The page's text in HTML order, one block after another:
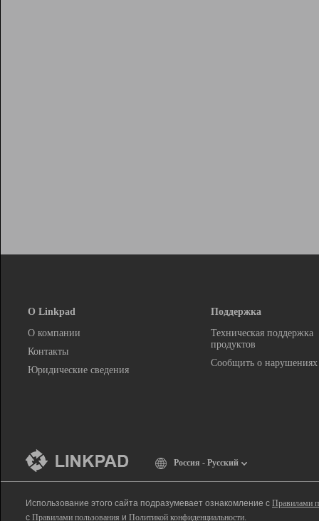
О Linkpad
О компании
Контакты
Юридические сведения
Поддержка
Техническая поддержка
продуктов
Сообщить о нарушениях
Россия - Русский
Использование этого сайта подразумевает ознакомление с Правилами
с Правилами пользования и Политикой конфиденциальности.